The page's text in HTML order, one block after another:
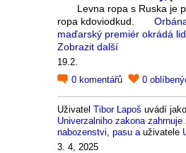
Levna ropa s Ruska je
ropa kdoviodkud.
maďarský premiér okrádá
Zobrazit další
19.2.
0 komentářů 0
Uživatel Tibor Lapoš uvádí
Univerzalniho zakona
nabozenstvi, pasu auživatele
3. 4, 2025